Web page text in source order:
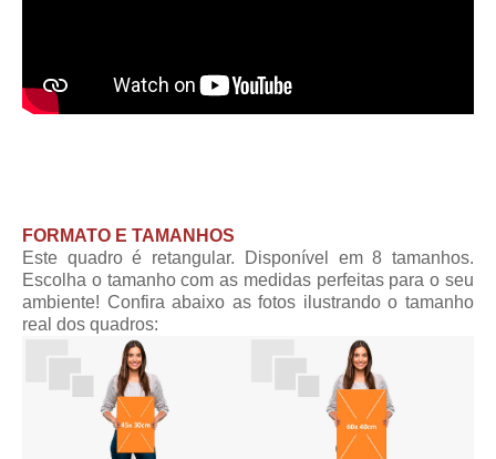
FORMATO E TAMANHOS
Este quadro é retangular. Disponível em 8 tamanhos.
Escolha o tamanho com as medidas perfeitas para o seu
ambiente! Confira abaixo as fotos ilustrando o tamanho
real dos quadros: